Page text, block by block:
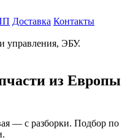
Доставка Контакты
из Европы
— с разборки. Подбор по